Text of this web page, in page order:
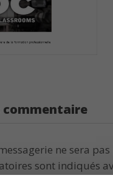
ne sera
sont indiqués